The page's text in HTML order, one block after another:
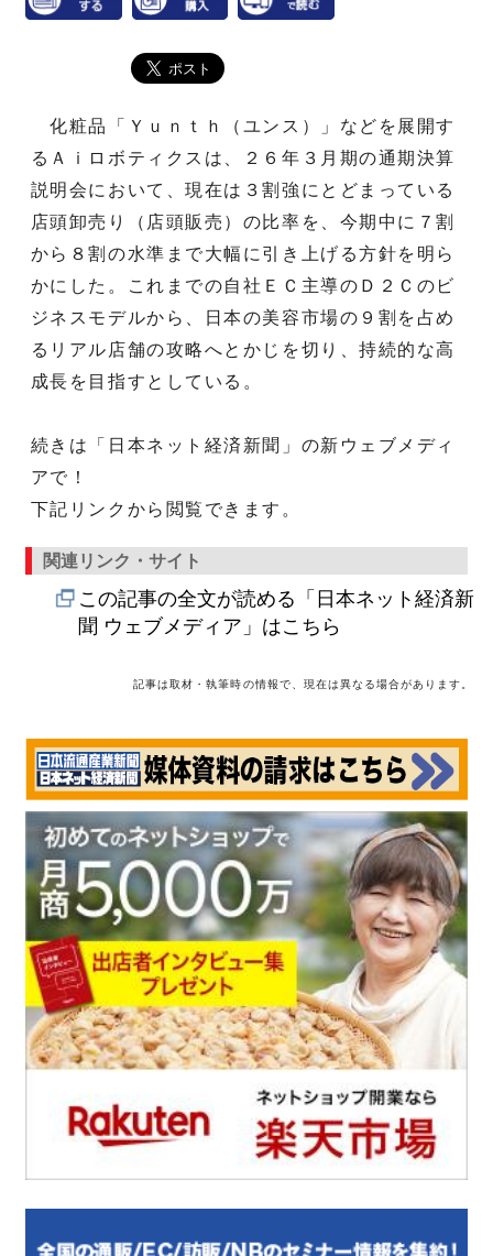
化粧品「Ｙｕｎｔｈ（ユンス）」などを展開す
るＡｉロボティクスは、２６年３月期の通期決算
説明会において、現在は３割強にとどまっている
店頭卸売り（店頭販売）の比率を、今期中に７割
から８割の水準まで大幅に引き上げる方針を明ら
かにした。これまでの自社ＥＣ主導のＤ２Ｃのビ
ジネスモデルから、日本の美容市場の９割を占め
るリアル店舗の攻略へとかじを切り、持続的な高
成長を目指すとしている。
続きは「日本ネット経済新聞」の新ウェブメディ
アで！
下記リンクから閲覧できます。
関連リンク・サイト
この記事の全文が読める「日本ネット経済新
聞 ウェブメディア」はこちら
記事は取材・執筆時の情報で、現在は異なる場合があります。